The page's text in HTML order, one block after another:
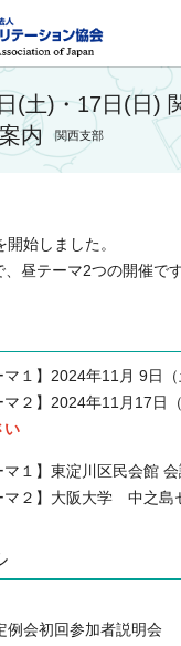
FAJ：
(土)・17日(日)
内
関西支部
始しました。
昼テーマ2つの開催です
マ１】2024年11月 9日（
マ２】2024年11月17日（
い
マ１】東淀川区民会館 会
マ２】大阪大学 中之島
例会初回参加者説明会